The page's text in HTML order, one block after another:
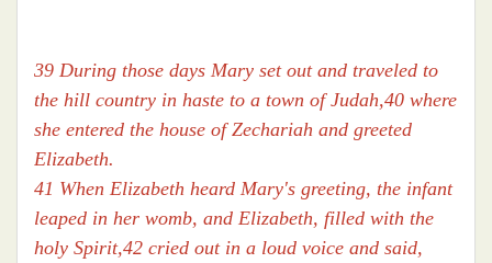
39 During those days Mary set out and traveled to
the hill country in haste to a town of Judah,40 where
she entered the house of Zechariah and greeted
Elizabeth.
41 When Elizabeth heard Mary's greeting, the infant
leaped in her womb, and Elizabeth, filled with the
holy Spirit,42 cried out in a loud voice and said,